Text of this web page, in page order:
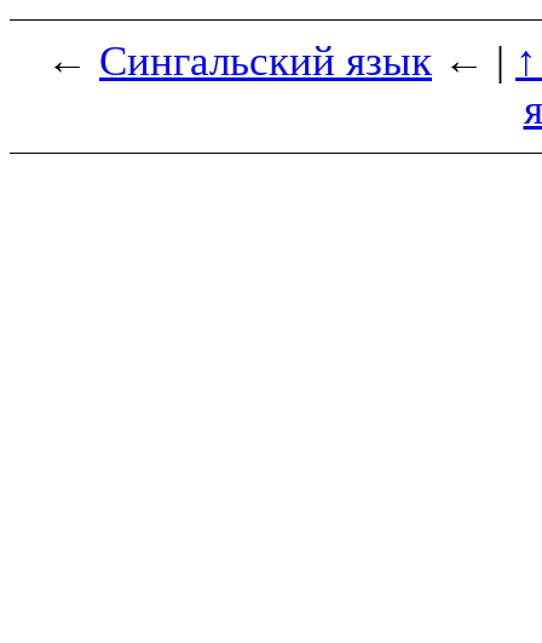
← Сингальский язык ← |